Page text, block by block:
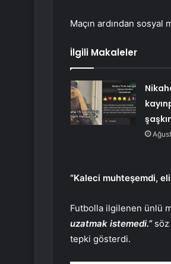
Maçın ardından sosyal
İlgili Makaleler
“Kaleci muhteşemdi,
Futbolla ilgilenen ünlü
uzatmak istemedi.”söz
tepki gösterdi.